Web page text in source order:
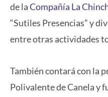
de laCompañía La
“Sutiles Presencias” y
entre otras actividades
También contará con la
Polivalente de Canela y